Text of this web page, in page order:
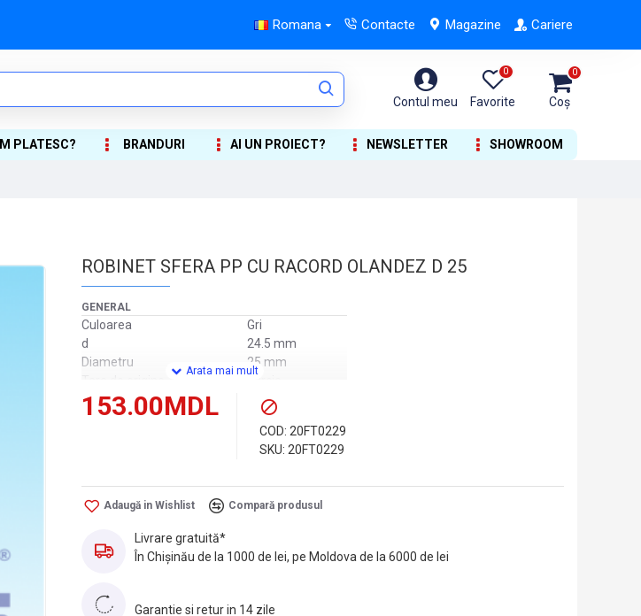
Romana Contacte Magazine Cariere
Contul meu Favorite
0
Coș
0
PLATESC? BRANDURI AI UN PROIECT? NEWSLETTER SHOWROOM
ROBINET SFERA PP CU RACORD OLANDEZ D 25
GENERAL
Culoarea
Gri
d
24.5 mm
Diametru
25 mm
153.00MDL
COD: 20FT0229
SKU: 20FT0229
Adaugă in Wishlist Compară produsul
Livrare gratuită*
În Chișinău de la 1000 de lei, pe Moldova de la 6000 de lei
Garantie si retur in 14 zile